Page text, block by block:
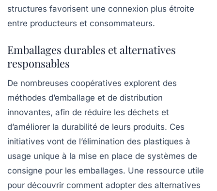
structures favorisent une connexion plus étroite
entre producteurs et consommateurs.
Emballages durables et alternatives
responsables
De nombreuses coopératives explorent des
méthodes d’emballage et de distribution
innovantes, afin de réduire les déchets et
d’améliorer la durabilité de leurs produits. Ces
initiatives vont de l’élimination des plastiques à
usage unique à la mise en place de systèmes de
consigne pour les emballages. Une ressource utile
pour découvrir comment adopter des alternatives